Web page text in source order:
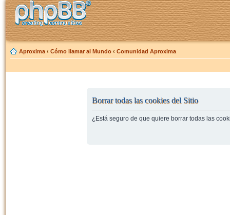
Aproxima ‹ Cómo llamar al Mundo ‹ Comunidad Aproxima
Borrar todas las cookies del Sitio
¿Está seguro de que quiere borrar todas las